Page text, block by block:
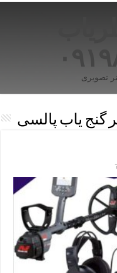
تصویری
گنج یاب پالسی